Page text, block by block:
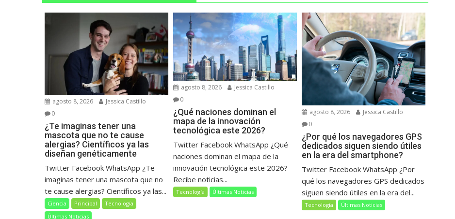
agosto 8, 2026
Jessica Castillo
0
¿Te imaginas tener una
mascota que no te cause
alergias? Científicos ya las
diseñan genéticamente
Twitter Facebook WhatsApp ¿Te
imaginas tener una mascota que no
te cause alergias? Científicos ya las...
Ciencia Principal
Tecnología
Últimas Noticias
agosto 8, 2026
Jessica Castillo
0
¿Qué naciones dominan el
mapa de la innovación
tecnológica este 2026?
Twitter Facebook WhatsApp ¿Qué
naciones dominan el mapa de la
innovación tecnológica este 2026?
Recibe noticias...
Tecnología Últimas Noticias
agosto 8, 2026
Jessica Castillo
0
¿Por qué los navegadores GPS
dedicados siguen siendo útiles
en la era del smartphone?
Twitter Facebook WhatsApp ¿Por
qué los navegadores GPS dedicados
siguen siendo útiles en la era del...
Tecnología Últimas Noticias